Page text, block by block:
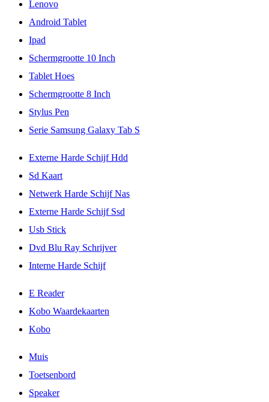
Lenovo
Android Tablet
Ipad
Schermgrootte 10 Inch
Tablet Hoes
Schermgrootte 8 Inch
Stylus Pen
Serie Samsung Galaxy Tab S
Externe Harde Schijf Hdd
Sd Kaart
Netwerk Harde Schijf Nas
Externe Harde Schijf Ssd
Usb Stick
Dvd Blu Ray Schrijver
Interne Harde Schijf
E Reader
Kobo Waardekaarten
Kobo
Muis
Toetsenbord
Speaker